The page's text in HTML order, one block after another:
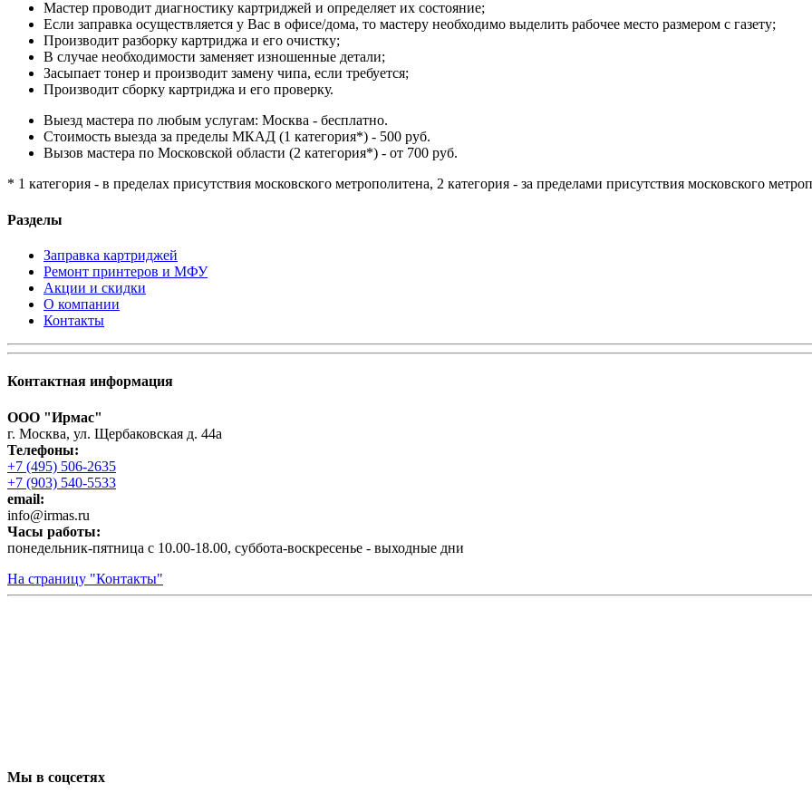
Мастер проводит диагностику картриджей и определяет их состояние;
Если заправка осуществляется у Вас в офисе/дома, то мастеру необходимо выделить рабочее место размером с газету;
Производит разборку картриджа и его очистку;
В случае необходимости заменяет изношенные детали;
Засыпает тонер и производит замену чипа, если требуется;
Производит сборку картриджа и его проверку.
Выезд мастера по любым услугам: Москва - бесплатно.
Стоимость выезда за пределы МКАД (1 категория*) - 500 руб.
Вызов мастера по Московской области (2 категория*) - от 700 руб.
* 1 категория - в пределах присутствия московского метрополитена, 2 категория - за пределами присутствия московского
Разделы
Заправка картриджей
Ремонт принтеров и МФУ
Акции и скидки
О компании
Контакты
Контактная информация
ООО "Ирмас"
г. Москва, ул. Щербаковская д. 44а
Телефоны:
+7 (495) 506-2635
+7 (903) 540-5533
email:
infо@irmas.ru
Часы работы:
понедельник-пятница с 10.00-18.00, суббота-воскресенье - выходные дни
На страницу "Контакты"
Мы в соцсетях